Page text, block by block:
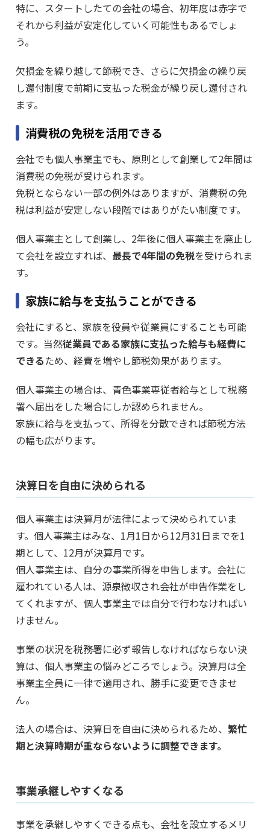
特に、スタートしたての会社の場合、初年度は赤字で
それから利益が安定化していく可能性もあるでしょ
う。
欠損金を繰り越して節税でき、さらに欠損金の繰り戻
し還付制度で前期に支払った税金が繰り戻し還付され
ます。
消費税の免税を活用できる
会社でも個人事業主でも、原則として創業して2年間は
消費税の免税が受けられます。
免税とならない一部の例外はありますが、消費税の免
税は利益が安定しない段階ではありがたい制度です。
個人事業主として創業し、2年後に個人事業主を廃止し
て会社を設立すれば、 最長で4年間の免税を受けられま
す。
家族に給与を支払うことができる
会社にすると、家族を役員や従業員にすることも可能
です。当然従業員である家族に支払った給与も経費に
できるため、経費を増やし節税効果があります。
個人事業主の場合は、青色事業専従者給与として税務
署へ届出をした場合にしか認められません。
家族に給与を支払って、所得を分散できれば節税方法
の幅も広がります。
決算日を自由に決められる
個人事業主は決算月が法律によって決められていま
す。個人事業主はみな、1月1日から12月31日までを1
期として、12月が決算月です。
個人事業主は、自分の事業所得を申告します。会社に
雇われている人は、源泉徴収され会社が申告作業をし
てくれますが、個人事業主では自分で行わなければい
けません。
事業の状況を税務署に必ず報告しなければならない決
算は、個人事業主の悩みどころでしょう。決算月は全
事業主全員に一律で適用され、勝手に変更できませ
ん。
法人の場合は、決算日を自由に決められるため、 繁忙
期と決算時期が重ならないように調整できます。
事業承継しやすくなる
事業を承継しやすくできる点も、会社を設立するメリ